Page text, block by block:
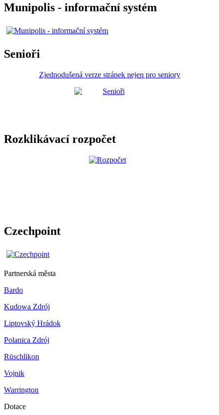
Munipolis - informační systém
Senioři
Zjednodušená verze stránek nejen pro seniory
Rozklikávací rozpočet
Czechpoint
Partnerská města
Bardo
Kudowa Zdrój
Liptovský Hrádok
Polanica Zdrój
Rüschlikon
Vojnik
Warrington
Dotace